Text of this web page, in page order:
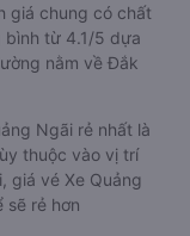
giá chung có chất
bình từ 4.1/5 dựa
nằm về Đắk
Ngãi rẻ nhất là
thuộc vào vị trí
giá vé Xe Quảng
sẽ rẻ hơn